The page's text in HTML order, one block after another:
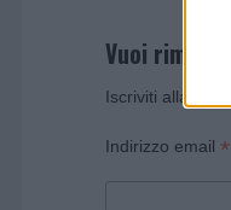
Vuoi
Iscriviti alla
Indirizzo email *